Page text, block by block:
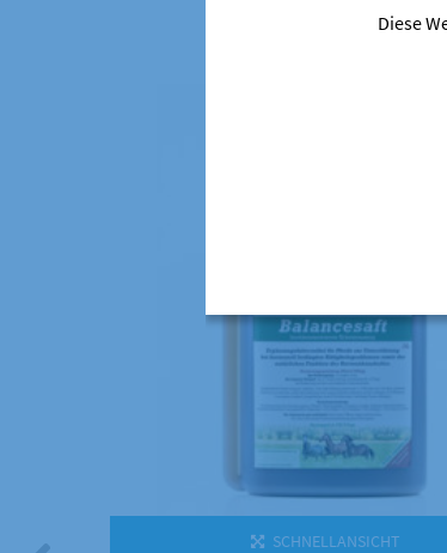
SCHNELLANSICHT
Diese